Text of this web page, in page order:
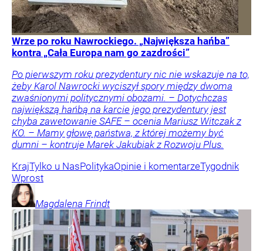
Wrze po roku Nawrockiego. „Największa hańba”
kontra „Cała Europa nam go zazdrości”
Po pierwszym roku prezydentury nic nie wskazuje na to,
żeby Karol Nawrocki wyciszył spory między dwoma
zwaśnionymi politycznymi obozami. – Dotychczas
największą hańbą na karcie jego prezydentury jest
chyba zawetowanie SAFE – ocenia Mariusz Witczak z
KO. – Mamy głowę państwa, z której możemy być
dumni – kontruje Marek Jakubiak z Rozwoju Plus.
KrajTylko u NasPolitykaOpinie i komentarzeTygodnik
Wprost
Magdalena Frindt